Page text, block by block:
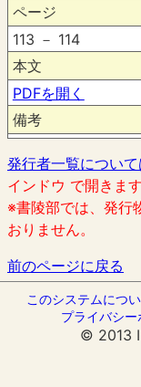
ページ
113 － 114
本文
PDFを開く
備考
発行者一覧につい
インドウ で開きま
※書陵部では、発行
おりません。
前のページに戻る
このシステムにつ
プライバシー
© 2013